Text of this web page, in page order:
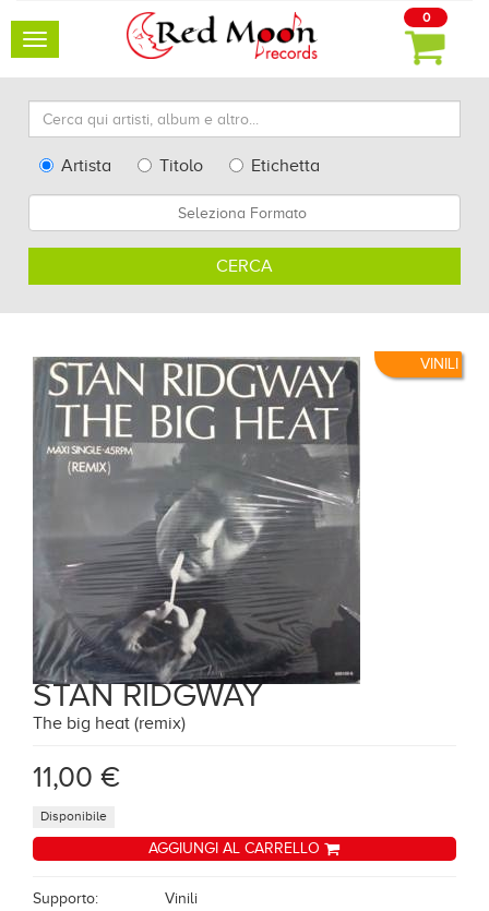
Toggle
0
Cerca
qui
artisti,
altro...
TypeArtista Titolo
Etichetta
CERCA
VINILI
STAN RIDGWAY
The big heat (remix)
11,00 €
Disponibile
AGGIUNGI AL CARRELLO
Supporto:
Vinili